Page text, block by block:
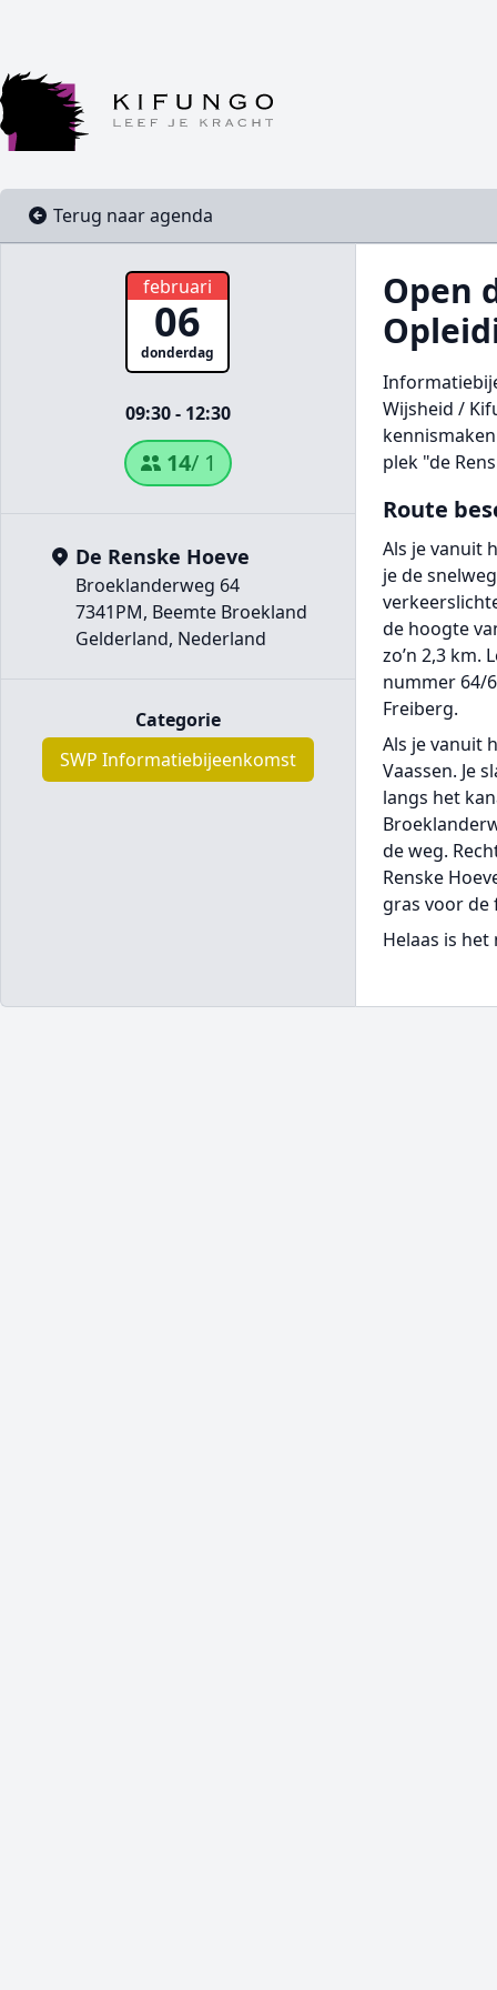
Terug naar agenda
februari
06
donderdag
09:30 - 12:30
14/ 1
De Renske Hoeve
Broeklanderweg 64
7341PM, Beemte Broekland
Gelderland, Nederland
Categorie
SWP Informatiebijeenkomst
Open
Wijsheid /
plek "de
Route
Als je vanuit
je de
de hoogte
zo’n 2,3 km.
nummer 64/
Freiberg.
Als je vanuit
Vaassen. Je
langs het
de weg.
Renske
gras voor
Helaas is